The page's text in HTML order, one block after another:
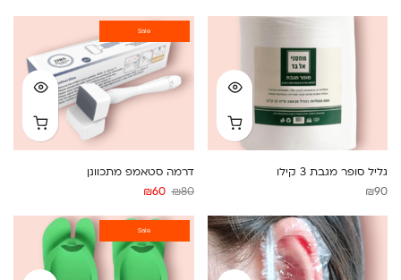
גליל סופר מגבת 3 קילו
₪90
Sale
דרמה סטאמפ מתכוונן
₪80
המחיר
היה:
₪80.
₪60
הוא:
₪60.
Sale